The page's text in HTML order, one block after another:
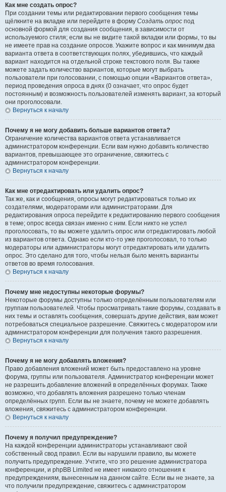
Как мне создать опрос?
При создании темы или редактировании первого сообщения темы
щёлкните на вкладке или перейдите в форму Создать опрос под
основной формой для создания сообщения, в зависимости от
используемого стиля; если вы не видите такой вкладки или формы, то вы
не имеете прав на создание опросов. Укажите вопрос и как минимум два
варианта ответа в соответствующих полях, убедившись, что каждый
вариант находится на отдельной строке текстового поля. Вы также
можете задать количество вариантов, которые могут выбрать
пользователи при голосовании, с помощью опции «Вариантов ответа»,
период проведения опроса в днях (0 означает, что опрос будет
постоянным) и возможность пользователей изменять вариант, за который
они проголосовали.
Вернуться к началу
Почему я не могу добавить больше вариантов ответа?
Ограничение количества вариантов ответа устанавливается
администратором конференции. Если вам нужно добавить количество
вариантов, превышающее это ограничение, свяжитесь с
администратором конференции.
Вернуться к началу
Как мне отредактировать или удалить опрос?
Так же, как и сообщения, опросы могут редактироваться только их
создателями, модераторами или администраторами. Для
редактирования опроса перейдите к редактированию первого сообщения
в теме; опрос всегда связан именно с ним. Если никто не успел
проголосовать, то вы можете удалить опрос или отредактировать любой
из вариантов ответа. Однако если кто-то уже проголосовал, то только
модераторы или администраторы могут отредактировать или удалить
опрос. Это сделано для того, чтобы нельзя было менять варианты
ответов во время голосования.
Вернуться к началу
Почему мне недоступны некоторые форумы?
Некоторые форумы доступны только определённым пользователям или
группам пользователей. Чтобы просматривать такие форумы, создавать в
них темы и оставлять сообщения, совершать другие действия, вам может
потребоваться специальное разрешение. Свяжитесь с модератором или
администратором конференции для получения такого разрешения.
Вернуться к началу
Почему я не могу добавлять вложения?
Право добавления вложений может быть предоставлено на уровне
форума, группы или пользователя. Администратор конференции может
не разрешить добавление вложений в определённых форумах. Также
возможно, что добавлять вложения разрешено только членам
определённых групп. Если вы не знаете, почему не можете добавлять
вложения, свяжитесь с администратором конференции.
Вернуться к началу
Почему я получил предупреждение?
На каждой конференции администраторы устанавливают свой
собственный свод правил. Если вы нарушили правило, вы можете
получить предупреждение. Учтите, что это решение администратора
конференции, и phpBB Limited не имеет никакого отношения к
предупреждениям, вынесенным на данном сайте. Если вы не знаете, за
что получили предупреждение, свяжитесь с администратором